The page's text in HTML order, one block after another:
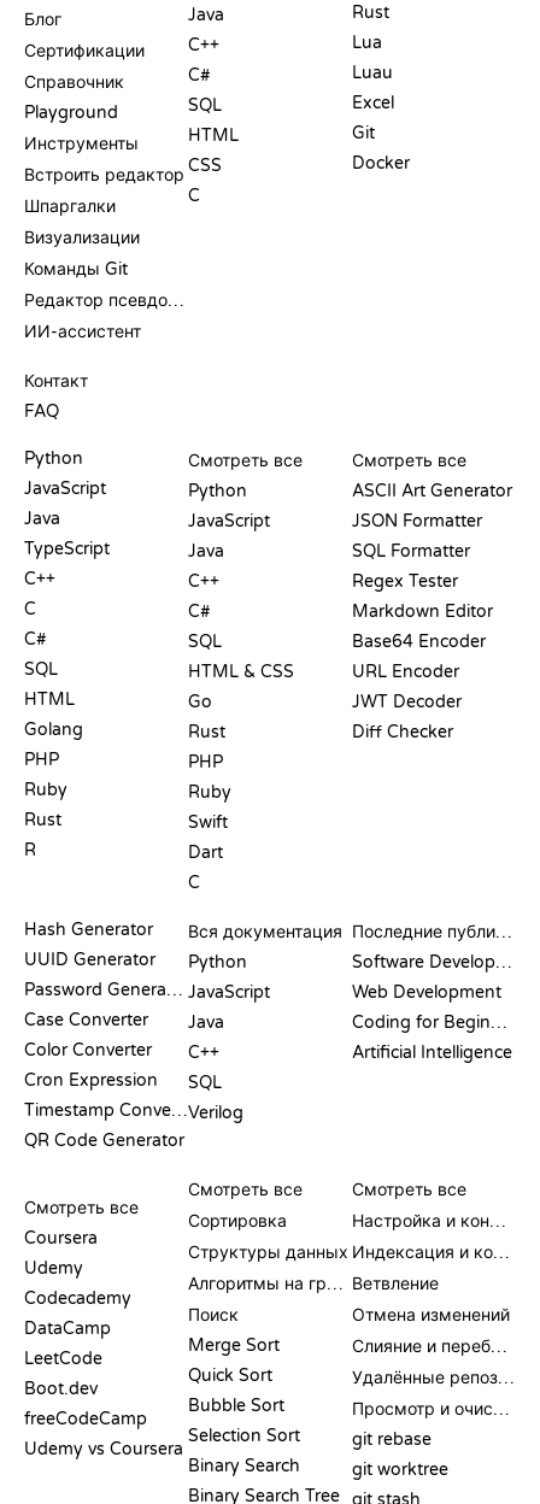
Блог
Сертификации
Справочник
Playground
Инструменты
Встроить редактор
Шпаргалки
Визуализации
Команды Git
Редактор псевдокода
ИИ-ассистент
Контакт
FAQ
Java
C++
C#
SQL
HTML
CSS
C
Rust
Lua
Luau
Excel
Git
Docker
Python
JavaScript
Java
TypeScript
C++
C
C#
SQL
HTML
Golang
PHP
Ruby
Rust
R
Смотреть все
Python
JavaScript
Java
C++
C#
SQL
HTML & CSS
Go
Rust
PHP
Ruby
Swift
Dart
C
Смотреть все
ASCII Art Generator
JSON Formatter
SQL Formatter
Regex Tester
Markdown Editor
Base64 Encoder
URL Encoder
JWT Decoder
Diff Checker
Hash Generator
UUID Generator
Password Generator
Case Converter
Color Converter
Cron Expression
Timestamp Converter
QR Code Generator
Вся документация
Python
JavaScript
Java
C++
SQL
Verilog
Последние публикации
Software Development
Web Development
Coding for Beginners
Artificial Intelligence
Смотреть все
Coursera
Udemy
Codecademy
DataCamp
LeetCode
Boot.dev
freeCodeCamp
Udemy vs Coursera
Смотреть все
Сортировка
Структуры данных
Алгоритмы на графах
Поиск
Merge Sort
Quick Sort
Bubble Sort
Selection Sort
Binary Search
Binary Search Tree
Смотреть все
Настройка и конфигурация
Индексация и коммит
Ветвление
Отмена изменений
Слияние и перебазирование
Удалённые репозитории
Просмотр и очистка
git rebase
git worktree
git stash